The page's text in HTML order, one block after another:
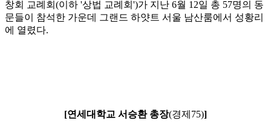
창회 교례회(이하 '상법 교례회')가 지난 6월 12일 총 57명의 동
문들이 참석한 가운데 그랜드 하얏트 서울 남산룸에서 성황리
에 열렸다.
[연세대학교 서승환 총장(경제75)]